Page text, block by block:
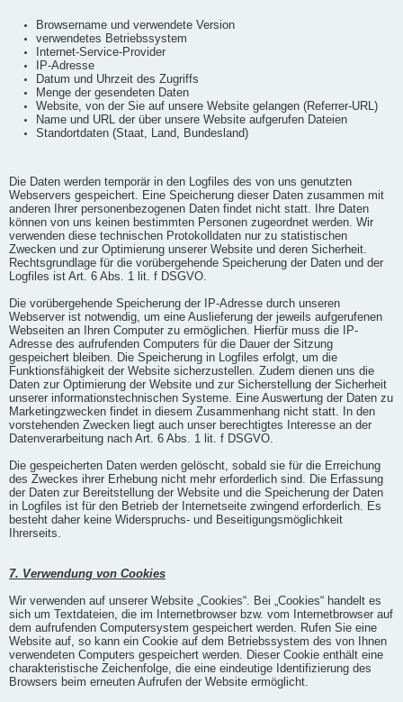
Browsername und verwendete Version
verwendetes Betriebssystem
Internet-Service-Provider
IP-Adresse
Datum und Uhrzeit des Zugriffs
Menge der gesendeten Daten
Website, von der Sie auf unsere Website gelangen (Referrer-URL)
Name und URL der über unsere Website aufgerufen Dateien
Standortdaten (Staat, Land, Bundesland)
Die Daten werden temporär in den Logfiles des von uns genutzten
Webservers gespeichert. Eine Speicherung dieser Daten zusammen mit
anderen Ihrer personenbezogenen Daten findet nicht statt. Ihre Daten
können von uns keinen bestimmten Personen zugeordnet werden. Wir
verwenden diese technischen Protokolldaten nur zu statistischen
Zwecken und zur Optimierung unserer Website und deren Sicherheit.
Rechtsgrundlage für die vorübergehende Speicherung der Daten und der
Logfiles ist Art. 6 Abs. 1 lit. f DSGVO.
Die vorübergehende Speicherung der IP-Adresse durch unseren
Webserver ist notwendig, um eine Auslieferung der jeweils aufgerufenen
Webseiten an Ihren Computer zu ermöglichen. Hierfür muss die IP-
Adresse des aufrufenden Computers für die Dauer der Sitzung
gespeichert bleiben. Die Speicherung in Logfiles erfolgt, um die
Funktionsfähigkeit der Website sicherzustellen. Zudem dienen uns die
Daten zur Optimierung der Website und zur Sicherstellung der Sicherheit
unserer informationstechnischen Systeme. Eine Auswertung der Daten zu
Marketingzwecken findet in diesem Zusammenhang nicht statt. In den
vorstehenden Zwecken liegt auch unser berechtigtes Interesse an der
Datenverarbeitung nach Art. 6 Abs. 1 lit. f DSGVO.
Die gespeicherten Daten werden gelöscht, sobald sie für die Erreichung
des Zweckes ihrer Erhebung nicht mehr erforderlich sind. Die Erfassung
der Daten zur Bereitstellung der Website und die Speicherung der Daten
in Logfiles ist für den Betrieb der Internetseite zwingend erforderlich. Es
besteht daher keine Widerspruchs- und Beseitigungsmöglichkeit
Ihrerseits.
7. Verwendung von Cookies
Wir verwenden auf unserer Website „Cookies“. Bei „Cookies“ handelt es
sich um Textdateien, die im Internetbrowser bzw. vom Internetbrowser auf
dem aufrufenden Computersystem gespeichert werden. Rufen Sie eine
Website auf, so kann ein Cookie auf dem Betriebssystem des von Ihnen
verwendeten Computers gespeichert werden. Dieser Cookie enthält eine
charakteristische Zeichenfolge, die eine eindeutige Identifizierung des
Browsers beim erneuten Aufrufen der Website ermöglicht.